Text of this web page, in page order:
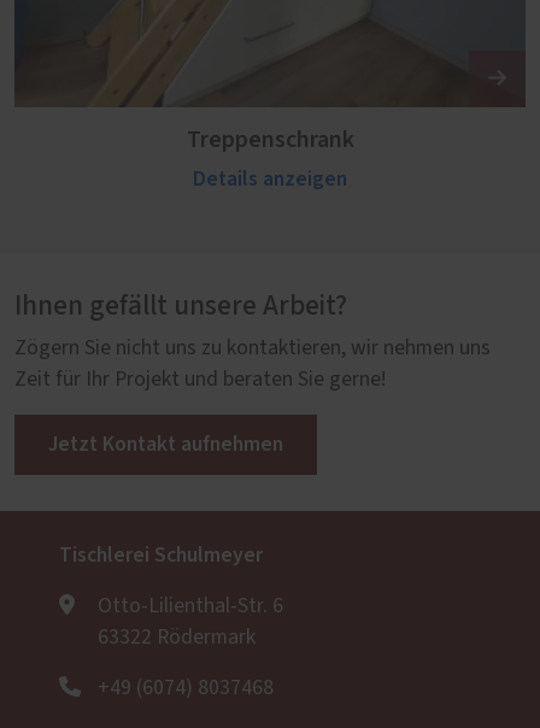
Treppenschrank
Details anzeigen
Ihnen gefällt unsere Arbeit?
Zögern Sie nicht uns zu kontaktieren, wir nehmen uns
Zeit für Ihr Projekt und beraten Sie gerne!
Jetzt Kontakt aufnehmen
Tischlerei Schulmeyer
Otto-Lilienthal-Str. 6
63322 Rödermark
+49 (6074) 8037468